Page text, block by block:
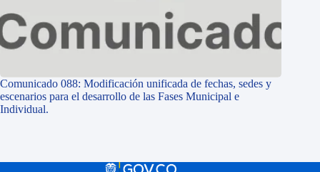
Comunicado 088: Modificación unificada de fechas, sedes y
escenarios para el desarrollo de las Fases Municipal e
Individual.